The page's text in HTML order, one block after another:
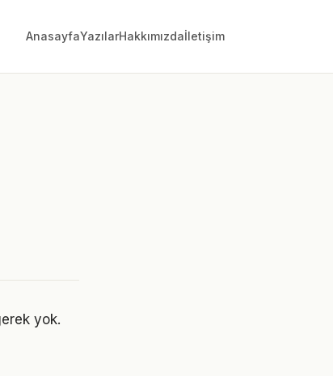
AnasayfaYazılarHakkımızdaİletişim
yok.